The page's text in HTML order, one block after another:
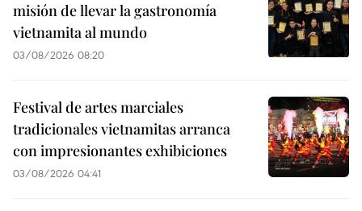
misión de llevar la gastronomía
vietnamita al mundo
03/08/2026 08:20
Festival de artes marciales
tradicionales vietnamitas arranca
con impresionantes exhibiciones
03/08/2026 04:41